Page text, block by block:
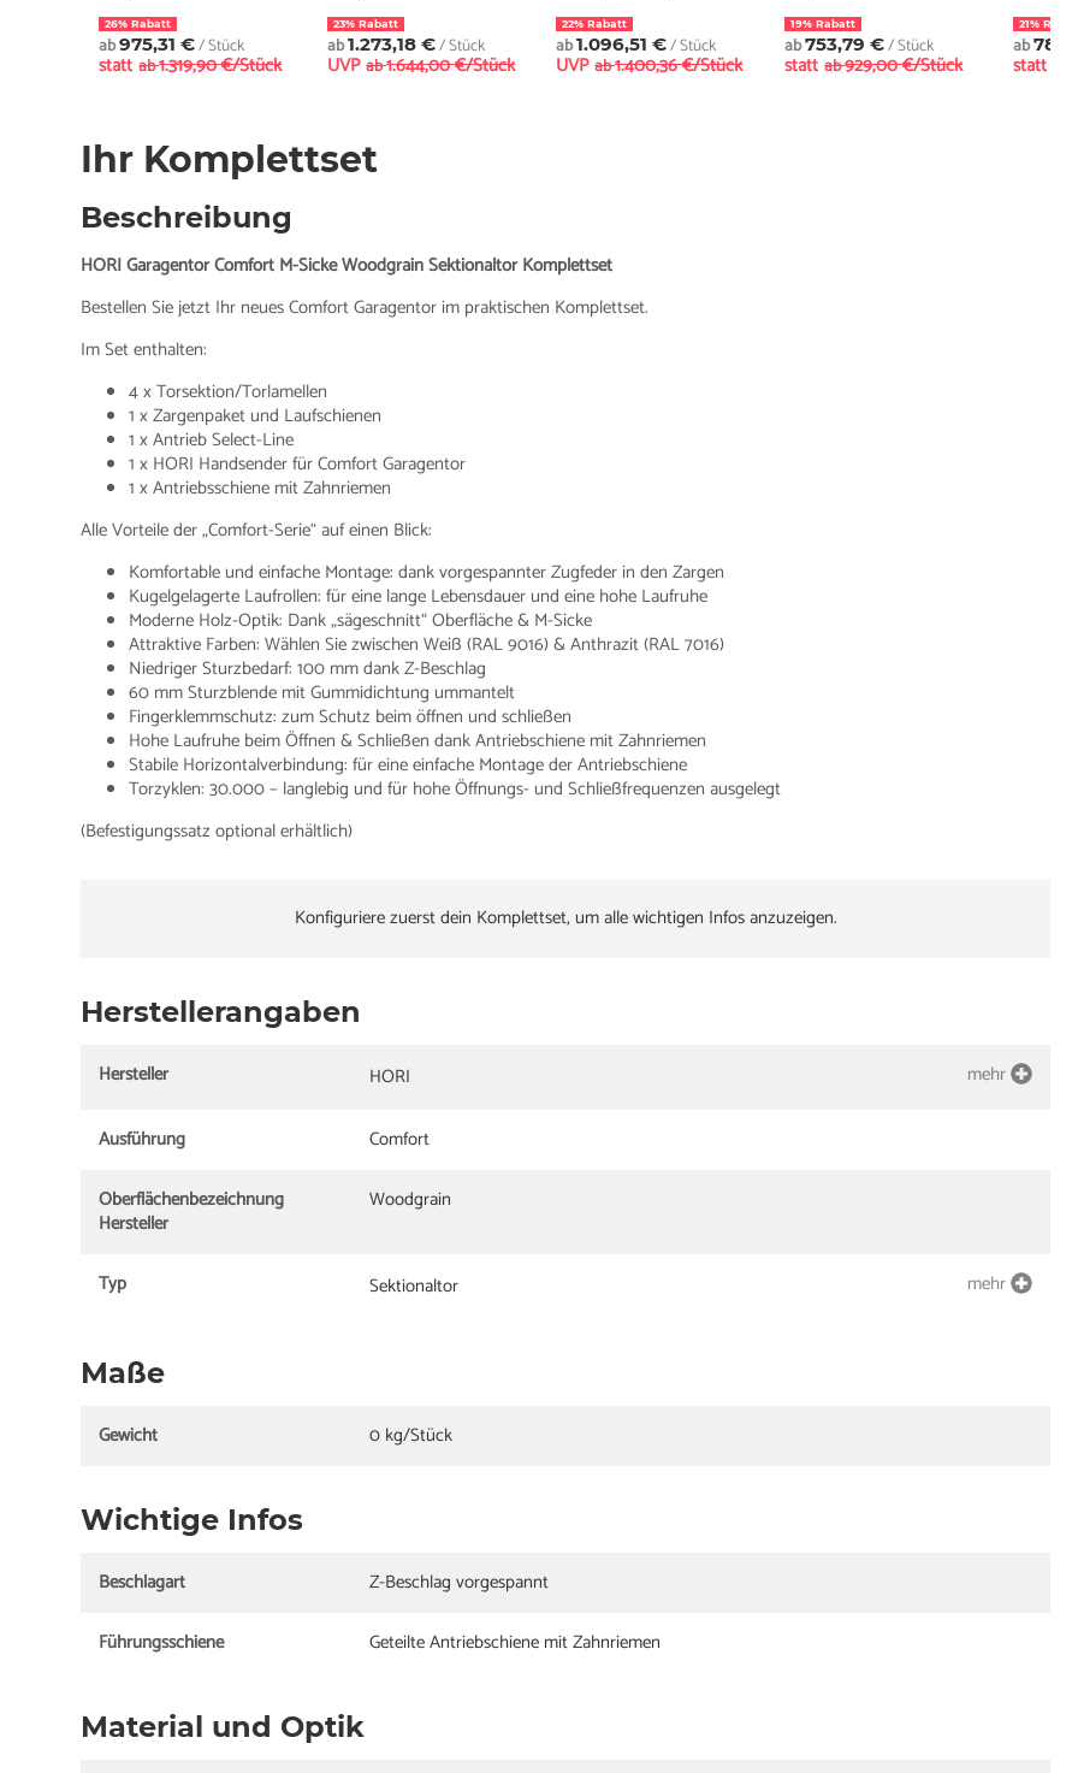
26% Rabatt
ab975,31 €/ Stück
statt ab1.319,90 €/Stück
23% Rabatt
ab1.273,18 €/ Stück
UVP ab1.644,00 €/Stück
22% Rabatt
ab1.096,51 €/ Stück
UVP ab1.400,36 €/Stück
19% Rabatt
ab753,79 €/ Stück
statt ab929,00 €/Stück
21% Rabatt
ab
statt
Ihr Komplettset
Beschreibung
HORI Garagentor Comfort M-Sicke Woodgrain Sektionaltor Komplettset
Bestellen Sie jetzt Ihr neues Comfort Garagentor im praktischen Komplettset.
Im Set enthalten:
4 x Torsektion/Torlamellen
1 x Zargenpaket und Laufschienen
1 x Antrieb Select-Line
1 x HORI Handsender für Comfort Garagentor
1 x Antriebsschiene mit Zahnriemen
Alle Vorteile der „Comfort-Serie“ auf einen Blick:
Komfortable und einfache Montage: dank vorgespannter Zugfeder in den Zargen
Kugelgelagerte Laufrollen: für eine lange Lebensdauer und eine hohe Laufruhe
Moderne Holz-Optik: Dank „sägeschnitt“ Oberfläche & M-Sicke
Attraktive Farben: Wählen Sie zwischen Weiß (RAL 9016) & Anthrazit (RAL 7016)
Niedriger Sturzbedarf: 100 mm dank Z-Beschlag
60 mm Sturzblende mit Gummidichtung ummantelt
Fingerklemmschutz: zum Schutz beim öffnen und schließen
Hohe Laufruhe beim Öffnen & Schließen dank Antriebschiene mit Zahnriemen
Stabile Horizontalverbindung: für eine einfache Montage der Antriebschiene
Torzyklen: 30.000 – langlebig und für hohe Öffnungs- und Schließfrequenzen ausgelegt
(Befestigungssatz optional erhältlich)
Konfiguriere zuerst dein Komplettset, um alle wichtigen Infos anzuzeigen.
Herstellerangaben
Hersteller HORI mehr
Ausführung
Comfort
Oberflächenbezeichnung
Hersteller
Woodgrain
Typ Sektionaltor mehr
Maße
Gewicht 0 kg/Stück
Wichtige Infos
Beschlagart
Z-Beschlag vorgespannt
Führungsschiene
Geteilte Antriebschiene mit Zahnriemen
Material und Optik